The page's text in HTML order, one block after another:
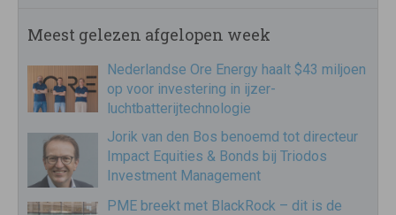
Meest gelezen afgelopen week
Nederlandse Ore Energy haalt $43 miljoen
op voor investering in ijzer-
luchtbatterijtechnologie
Jorik van den Bos benoemd tot directeur
Impact Equities & Bonds bij Triodos
Investment Management
PME breekt met BlackRock – dit is de